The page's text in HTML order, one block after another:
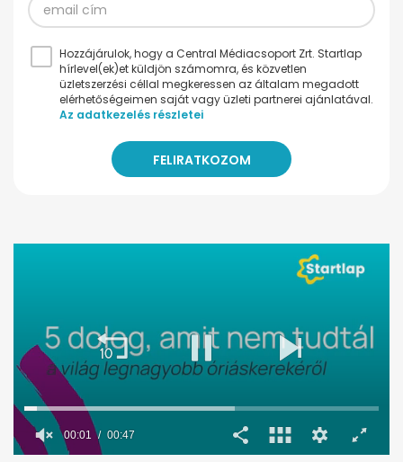
Hozzájárulok, hogy a Central Médiacsoport Zrt. Startlap
hírlevel(ek)et küldjön számomra, és közvetlen
üzletszerzési céllal megkeressen az általam megadott
elérhetőségeimen saját vagy üzleti partnerei ajánlatával.
Az adatkezelés részletei
00:02 00:47